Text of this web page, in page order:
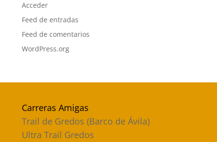
Acceder
Feed de entradas
Feed de comentarios
WordPress.org
Carreras Amigas
Trail de Gredos (Barco de Ávila)
Ultra Trail Gredos